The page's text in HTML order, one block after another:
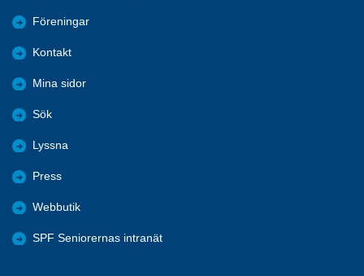
Föreningar
Kontakt
Mina sidor
Sök
Lyssna
Press
Webbutik
SPF Seniorernas intranät